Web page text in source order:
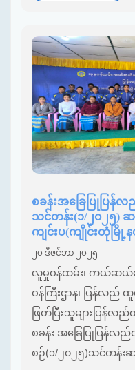
စခန်းအခြေပြုပြန်
သင်တန်း(၁/၂၀၂၅) ဆ
ကျင်းပ(ကျိုင်းတုံမြို့
၂၀ ဒီဇင်ဘာ ၂၀၂၅
လူမှုဝန်ထမ်း၊ ကယ်ဆယ်ရေ
ဝန်ကြီးဌာန၊ ပြန်လည် ထူ
ဖြတ်ပြီးသူများပြန်လ
စခန်း အခြေပြုပြန်
စဉ်(၁/၂၀၂၅)သင်တန်းဆ